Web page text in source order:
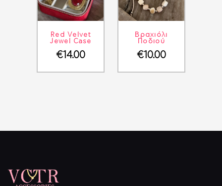
ΛΕΠΤΟΜΈΡΕΙΕΣΣΤΟ ΚΑΛΆΘΙ
Red Velvet
Jewel Case
€14.00
ΛΕΠΤΟΜΈΡΕΙΕΣΣΤΟ ΚΑΛΆΘΙ
Βραχιόλι
Ποδιού
€10.00